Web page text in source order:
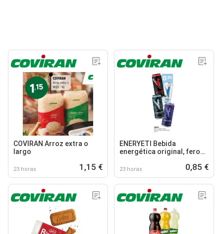
COVIRAN Arroz extra o
largo
23 horas 1,15 €
ENERYETI Bebida
energética original, feroz,
23 horas 0,85 €